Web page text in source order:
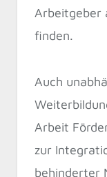
Arbeitgeber
finden.
Auch
Arbeit
zur
behinderter